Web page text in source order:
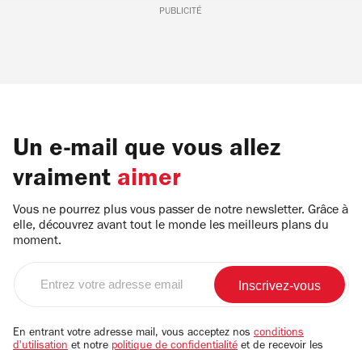
PUBLICITÉ
Un e-mail que vous allez
vraiment aimer
Vous ne pourrez plus vous passer de notre newsletter. Grâce à
elle, découvrez avant tout le monde les meilleurs plans du
moment.
email
En entrant votre adresse mail, vous acceptez nos conditions
d'utilisation et notre politique de confidentialité et de recevoir les